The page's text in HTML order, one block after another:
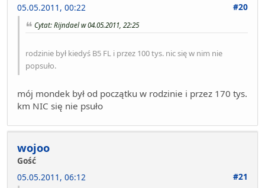
05.05.2011, 00:22
#20
Cytat: Rijndael w 04.05.2011, 22:25
rodzinie był kiedyś B5 FL i przez 100 tys. nic się w nim nie
popsuło.
mój mondek był od początku w rodzinie i przez 170 tys.
km NIC się nie psuło
wojoo
Gość
05.05.2011, 06:12
#21